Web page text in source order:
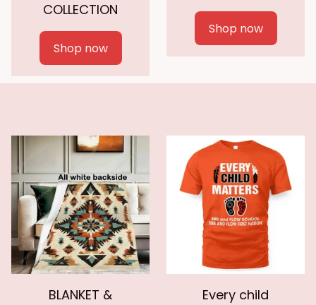
COLLECTION
Shop now
Shop now
BLANKET &
Every child